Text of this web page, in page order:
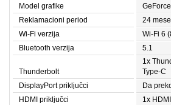
Model grafike
Reklamacioni period
24
Wi-Fi verzija
Wi-Fi 6
Bluetooth verzija
5.1
Thunderbolt
1x
Type-C
DisplayPort priključci
Da
HDMI priključci
1x